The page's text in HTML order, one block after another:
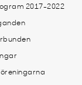
2017-2022